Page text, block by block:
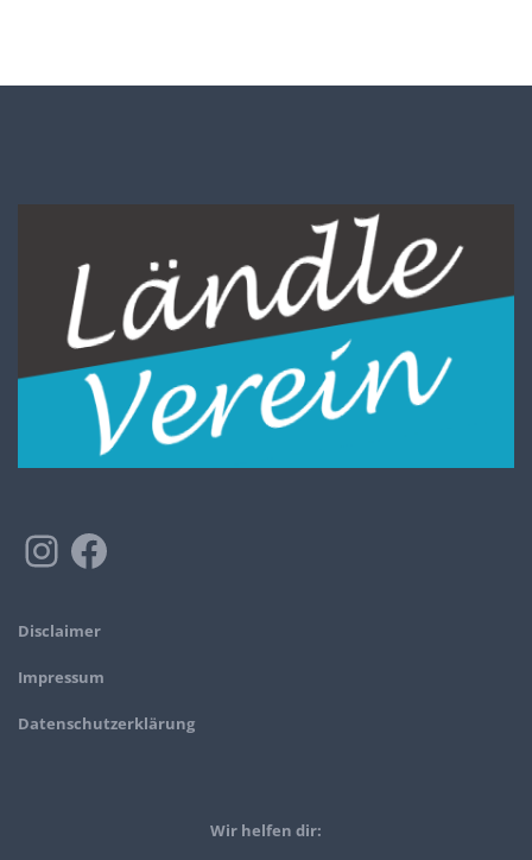
Disclaimer
Impressum
Datenschutzerklärung
Wir helfen dir: